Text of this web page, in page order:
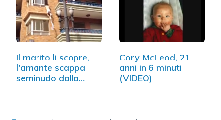
Il marito li scopre,
l'amante scappa
seminudo dalla…
Cory McLeod, 21
anni in 6 minuti
(VIDEO)